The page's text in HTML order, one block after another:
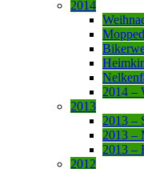
2014
2014 –
2013
2013 –
2013 –
2013 –
2012